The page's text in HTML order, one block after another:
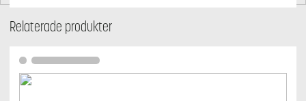
Relaterade produkter